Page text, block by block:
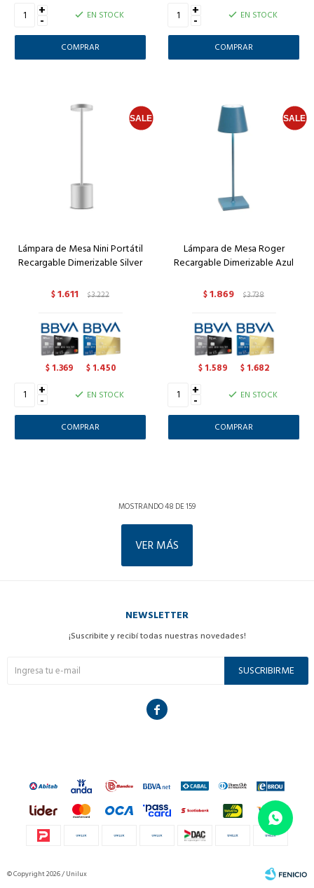
+
- EN STOCK +
- EN STOCK
Lámpara de Mesa Nini Portátil
Recargable Dimerizable Silver
$1.611 $3.222
$ 1.369 $ 1.450
+
- EN STOCK
Lámpara de Mesa Roger
Recargable Dimerizable Azul
$1.869 $3.738
$ 1.589 $ 1.682
+
- EN STOCK
MOSTRANDO48 DE159
VER MÁS
NEWSLETTER
¡Suscribite y recibí todas nuestras novedades!
SUSCRIBIRME

© Copyright 2026 / Unilux